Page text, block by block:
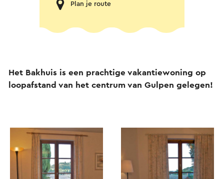
Plan je route
Het Bakhuis is een prachtige vakantiewoning op
loopafstand van het centrum van Gulpen gelegen!